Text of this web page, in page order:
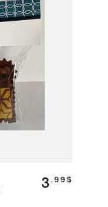
3 .99$